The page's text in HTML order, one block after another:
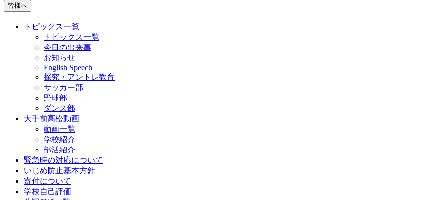
皆様へ
トピックス一覧
トピックス一覧
今日の出来事
お知らせ
English Speech
探究・アントレ教育
サッカー部
野球部
ダンス部
大手前高松動画
動画一覧
学校紹介
部活紹介
緊急時の対応について
いじめ防止基本方針
寄付について
学校自己評価